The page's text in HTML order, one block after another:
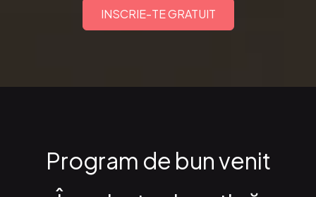
INSCRIE-TE GRATUIT
Program de bun venit